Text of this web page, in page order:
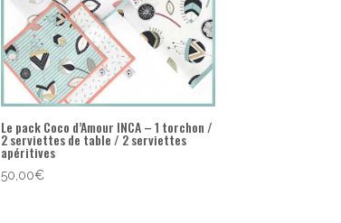
Le pack Coco d’Amour INCA – 1 torchon /
2 serviettes de table / 2 serviettes
apéritives
50,00€